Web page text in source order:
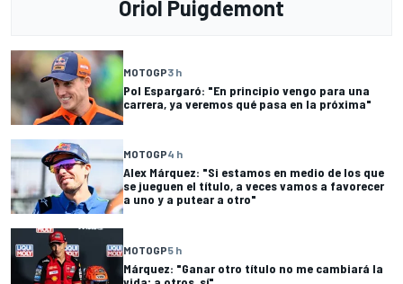
Oriol Puigdemont
MOTOGP3 h
Pol Espargaró: "En principio vengo para una
carrera, ya veremos qué pasa en la próxima"
MOTOGP4 h
Alex Márquez: "Si estamos en medio de los que
se jueguen el título, a veces vamos a favorecer
a uno y a putear a otro"
MOTOGP5 h
Márquez: "Ganar otro título no me cambiará la